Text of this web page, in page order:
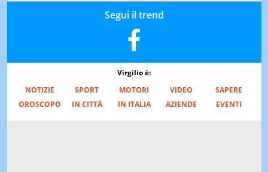
Segui il trend
Virgilio è:
NOTIZIE
SPORT MOTORI VIDEO
SAPERE
OROSCOPO
IN CITTÀ IN ITALIA AZIENDE EVENTI